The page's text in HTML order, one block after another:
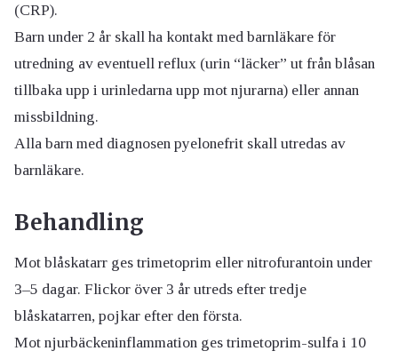
(CRP).
Barn under 2 år skall ha kontakt med barnläkare för
utredning av eventuell reflux (urin “läcker” ut från blåsan
tillbaka upp i urinledarna upp mot njurarna) eller annan
missbildning.
Alla barn med diagnosen pyelonefrit skall utredas av
barnläkare.
Behandling
Mot blåskatarr ges trimetoprim eller nitrofurantoin under
3–5 dagar. Flickor över 3 år utreds efter tredje
blåskatarren, pojkar efter den första.
Mot njurbäckeninflammation ges trimetoprim-sulfa i 10